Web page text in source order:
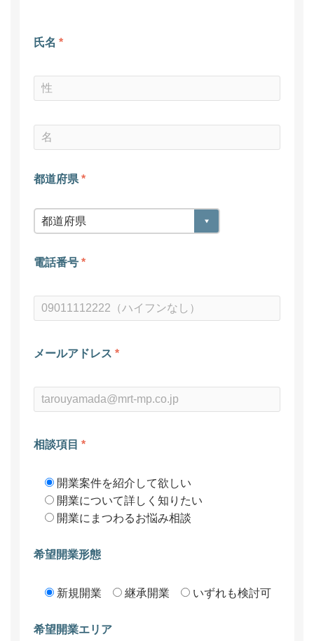
氏名 *
都道府県 *
電話番号 *
メールアドレス *
相談項目 *
開業案件を紹介して欲しい
開業について詳しく知りたい
開業にまつわるお悩み相談
希望開業形態
新規開業 継承開業 いずれも検討可
希望開業エリア